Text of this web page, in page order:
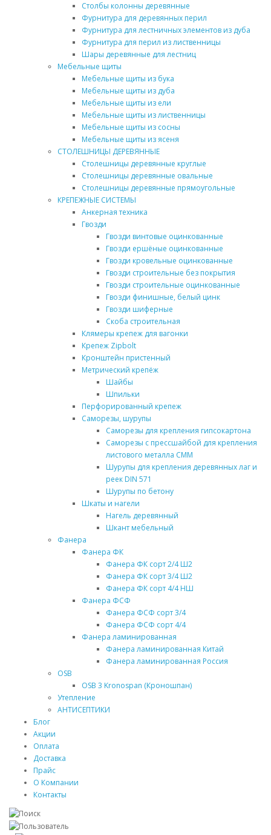
Столбы колонны деревянные
Фурнитура для деревянных перил
Фурнитура для лестничных элементов из дуба
Фурнитура для перил из лиственницы
Шары деревянные для лестниц
Мебельные щиты
Мебельные щиты из бука
Мебельные щиты из дуба
Мебельные щиты из ели
Мебельные щиты из лиственницы
Мебельные щиты из сосны
Мебельные щиты из ясеня
СТОЛЕШНИЦЫ ДЕРЕВЯННЫЕ
Столешницы деревянные круглые
Столешницы деревянные овальные
Столешницы деревянные прямоугольные
КРЕПЕЖНЫЕ СИСТЕМЫ
Анкерная техника
Гвозди
Гвозди винтовые оцинкованные
Гвозди ершёные оцинкованные
Гвозди кровельные оцинкованные
Гвозди строительные без покрытия
Гвозди строительные оцинкованные
Гвозди финишные, белый цинк
Гвозди шиферные
Скоба строительная
Клямеры крепеж для вагонки
Крепеж Zipbolt
Кронштейн пристенный
Метрический крепёж
Шайбы
Шпильки
Перфорированный крепеж
Саморезы, шурупы
Саморезы для крепления гипсокартона
Саморезы с прессшайбой для крепления
листового металла СММ
Шурупы для крепления деревянных лаг и
реек DIN 571
Шурупы по бетону
Шкаты и нагели
Нагель деревянный
Шкант мебельный
Фанера
Фанера ФК
Фанера ФК сорт 2/4 Ш2
Фанера ФК сорт 3/4 Ш2
Фанера ФК сорт 4/4 НШ
Фанера ФСФ
Фанера ФСФ сорт 3/4
Фанера ФСФ сорт 4/4
Фанера ламинированная
Фанера ламинированная Китай
Фанера ламинированная Россия
OSB
OSB 3 Kronospan (Кроношпан)
Утепление
АНТИСЕПТИКИ
Блог
Акции
Оплата
Доставка
Прайс
О Компании
Контакты